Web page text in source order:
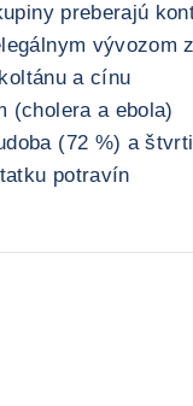
preberajú
vývozom
a cínu
(cholera a ebola)
(72 %) a
potravín